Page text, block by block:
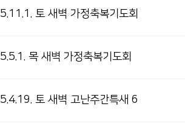
토 새벽 가정축복기도회
목 새벽 가정축복기도회
토 새벽 고난주간특새 6